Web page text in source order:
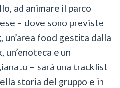
ad animare il parco
– dove sono previste
un’area food gestita dalla
un’enoteca e un
– sarà una tracklist
storia del gruppo e in